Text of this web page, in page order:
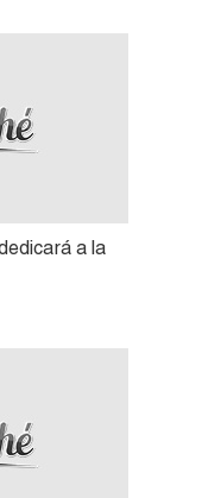
a la